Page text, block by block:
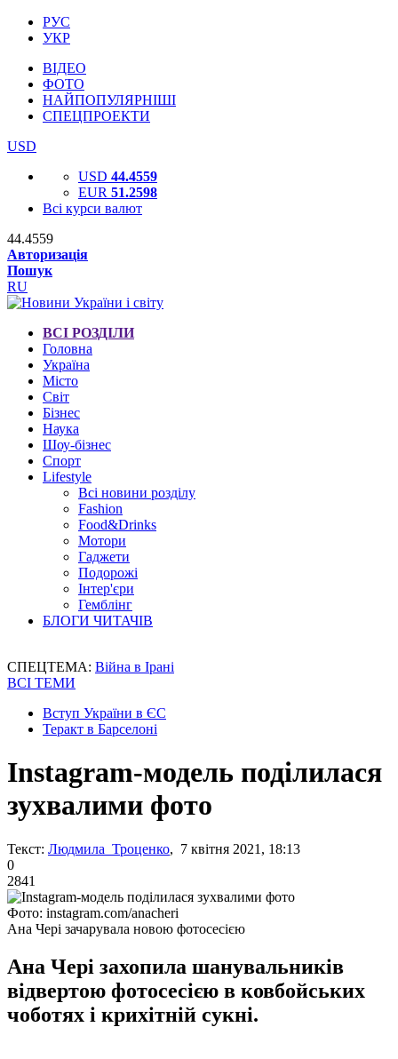
РУС
УКР
ВІДЕО
ФОТО
НАЙПОПУЛЯРНІШІ
СПЕЦПРОЕКТИ
USD
USD 44.4559
EUR 51.2598
Всі курси валют
44.4559
Авторизація
Пошук
RU
ВСІ РОЗДІЛИ
Головна
Україна
Місто
Світ
Бізнес
Наука
Шоу-бізнес
Спорт
Lifestyle
Всі новини розділу
Fashion
Food&Drinks
Мотори
Гаджети
Подорожі
Інтер'єри
Гемблінг
БЛОГИ ЧИТАЧІВ
СПЕЦТЕМА: Війна в Ірані
ВСІ ТЕМИ
Вступ України в ЄС
Теракт в Барселоні
Instagram-модель поділилася
зухвалими фото
Текст: Людмила Троценко, 7 квітня 2021, 18:13
0
2841
Фото: instagram.com/anacheri
Ана Чері зачарувала новою фотосесією
Ана Чері захопила шанувальників
відвертою фотосесією в ковбойських
чоботях і крихітній сукні.